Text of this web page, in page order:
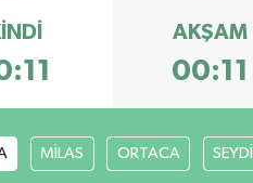
AKŞAM
00:11
MİLAS ORTACA